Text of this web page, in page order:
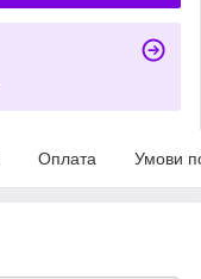
Оплата Умови